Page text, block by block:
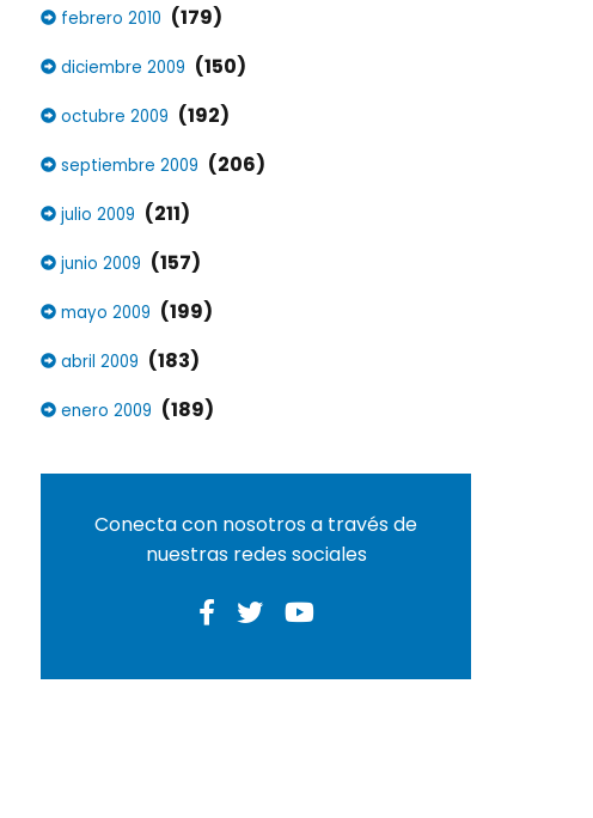
febrero 2010 (179)
diciembre 2009 (150)
octubre 2009 (192)
septiembre 2009 (206)
julio 2009 (211)
junio 2009 (157)
mayo 2009 (199)
abril 2009 (183)
enero 2009 (189)
Conecta con nosotros a través de
nuestras redes sociales